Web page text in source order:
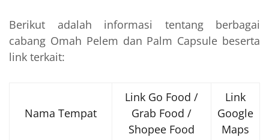
Berikut adalah informasi tentang berbagai
cabang Omah Pelem dan Palm Capsule beserta
link terkait:
Nama Tempat
Link Go Food /
Grab Food /
Shopee Food
Link
Google
Maps